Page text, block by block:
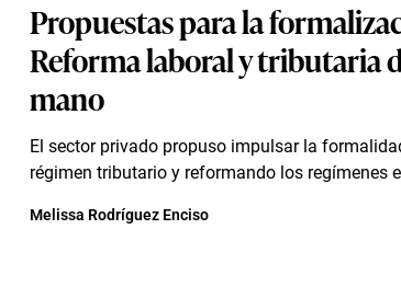
Propuestas para la
Reforma laboral y tributaria
mano
El sector privado propuso impulsar la
régimen tributario y reformando los regímenes
Melissa Rodríguez Enciso